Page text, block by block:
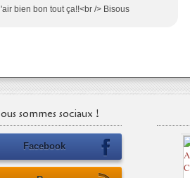
bien bon tout ça!!<br /> Bisous
sommes sociaux !
Facebook